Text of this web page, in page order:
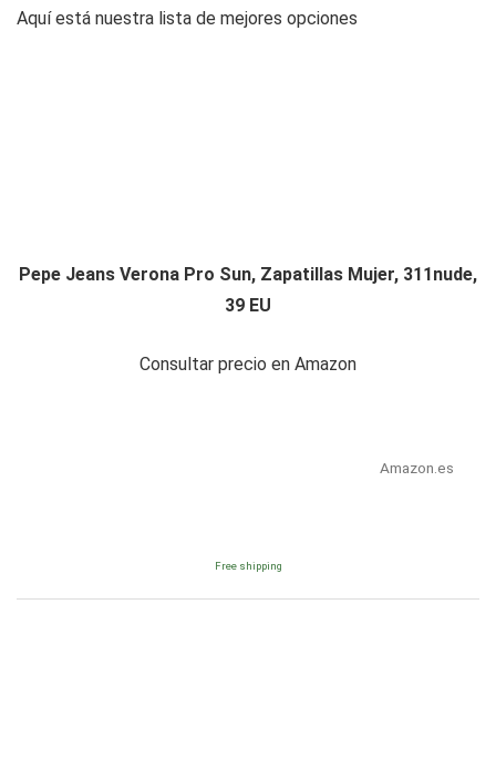
Aquí está nuestra lista de mejores opciones
Pepe Jeans Verona Pro Sun, Zapatillas Mujer, 311nude,
39 EU
Consultar precio en Amazon
Amazon.es
Free shipping